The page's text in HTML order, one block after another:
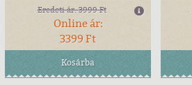
Eredeti ár:3999 Ft
Online ár:
3399 Ft
Kosárba